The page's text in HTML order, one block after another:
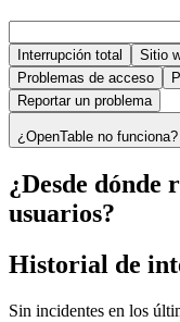
Interrupción total Sitio
Problemas de acceso
Reportar un problema
¿OpenTable no
¿Desde dónde
usuarios?
Historial de
Sin incidentes en los